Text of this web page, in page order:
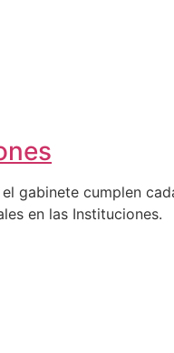
gabinete cumplen
en las Instituciones.